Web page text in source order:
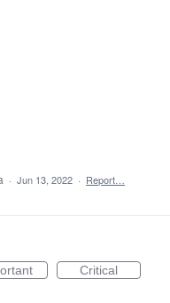
· Jun 13, 2022 · Report…
Critical